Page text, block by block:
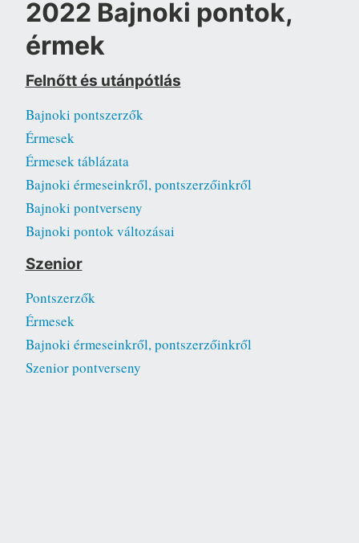
2022 Bajnoki pontok,
érmek
Felnőtt és utánpótlás
Bajnoki pontszerzők
Érmesek
Érmesek táblázata
Bajnoki érmeseinkről, pontszerzőinkről
Bajnoki pontverseny
Bajnoki pontok változásai
Szenior
Pontszerzők
Érmesek
Bajnoki érmeseinkről, pontszerzőinkről
Szenior pontverseny